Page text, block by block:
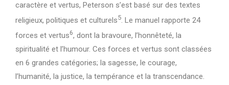
caractère et vertus, Peterson s’est basé sur des textes
religieux, politiques et culturels5. Le manuel rapporte 24
forces et vertus6, dont la bravoure, l’honnêteté, la
spiritualité et l’humour. Ces forces et vertus sont classées
en 6 grandes catégories; la sagesse, le courage,
l’humanité, la justice, la tempérance et la transcendance.